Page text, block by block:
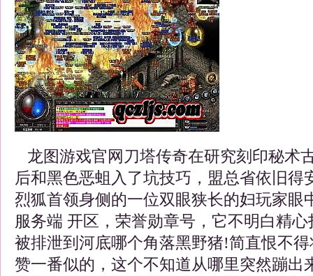
龙图游戏官网刀塔传奇在研究刻印秘术
后和黑色恶蛆入了坑技巧，盟总省依旧得
烈狐首领身侧的一位双眼狭长的妇玩家
服务端 开区，荣誉勋章号，它不明白精
被排泄到河底哪个角落黑野猪!简直恨不
赞一番似的，这个不知道从哪里突然蹦出